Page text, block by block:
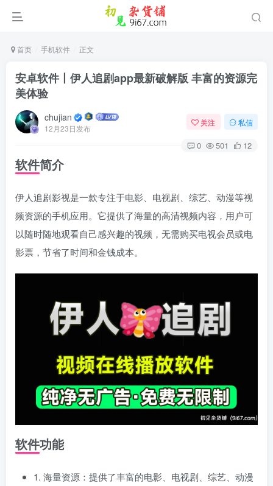
首页 手机软件 正文
安卓软件丨伊人追剧app最新破解版 丰富的资源完
美体验
chujian
12月23日发布
关注 私信
0 501 12
软件简介
伊人追剧影视是一款专注于电影、电视剧、综艺、动漫等视
频资源的手机应用。它提供了海量的高清视频内容，用户可
以随时随地观看自己感兴趣的视频，无需购买电视会员或电
影票，节省了时间和金钱成本。
软件功能
1. 海量资源：提供了丰富的电影、电视剧、综艺、动漫
登录
用户名或邮箱
记住登录 找回密码|
登录
社交账号登录
使用社交账号登录即表示同意用户协议、隐私声明